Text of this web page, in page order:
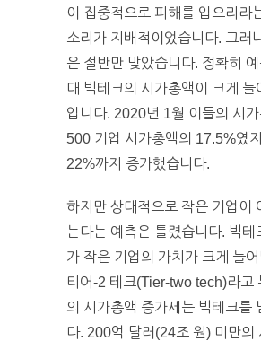
이 집중적으로 피해를 입으리라
소리가 지배적이었습니다. 그러
은 절반만 맞았습니다. 정확히
대 빅테크의 시가총액이 크게 늘
입니다. 2020년 1월 이들의 시
500 기업 시가총액의 17.5%였
22%까지 증가했습니다.
하지만 상대적으로 작은 기업이
는다는 예측은 틀렸습니다. 빅테
가 작은 기업의 가치가 크게 늘
티어-2 테크(Tier-two tech)라고
의 시가총액 증가세는 빅테크를
다. 200억 달러(24조 원) 미만의